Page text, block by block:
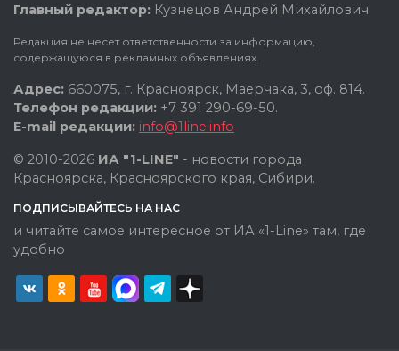
Главный редактор: Кузнецов Андрей Михайлович
Редакция не несет ответственности за информацию,
содержащуюся в рекламных объявлениях.
Адрес: 660075, г. Красноярск, Маерчака, 3, оф. 814.
Телефон редакции: +7 391 290-69-50.
E-mail редакции: info@1line.info
© 2010-2026 ИА "1-LINE" - новости города
Красноярска, Красноярского края, Сибири.
ПОДПИСЫВАЙТЕСЬ НА НАС
и читайте самое интересное от ИА «1-Line» там, где
удобно